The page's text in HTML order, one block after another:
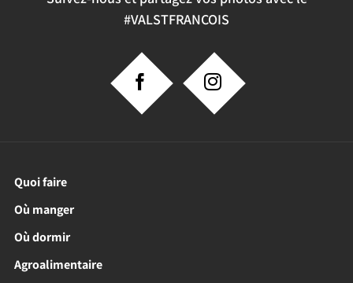
#VALSTFRANCOIS
Quoi faire
Où manger
Où dormir
Agroalimentaire